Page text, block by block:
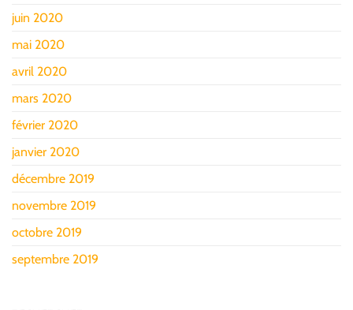
juin 2020
mai 2020
avril 2020
mars 2020
février 2020
janvier 2020
décembre 2019
novembre 2019
octobre 2019
septembre 2019